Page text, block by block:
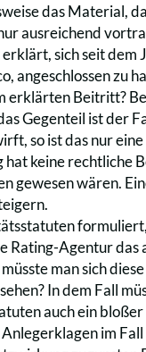
das Material,
ausreichend
sich seit
angeschlossen zu
erklärten Beitritt?
Gegenteil ist der
so ist das nur
keine rechtliche
gewesen wären.
Rating-Agentur das
man sich
In dem Fall
auch ein
im